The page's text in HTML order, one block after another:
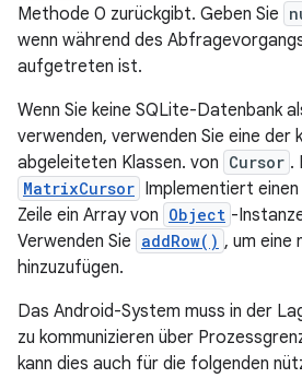
Methode 0 zurückgibt. Geben Sie
wenn während des
aufgetreten ist.
Wenn Sie keine SQLite-Datenbank
verwenden, verwenden Sie eine der
abgeleiteten Klassen. von Cursor .
MatrixCursor Implementiert
Zeile ein Array von Object -
Verwenden Sie addRow() , um eine
hinzuzufügen.
Das Android-System muss in der
zu kommunizieren über
kann dies auch für die folgenden